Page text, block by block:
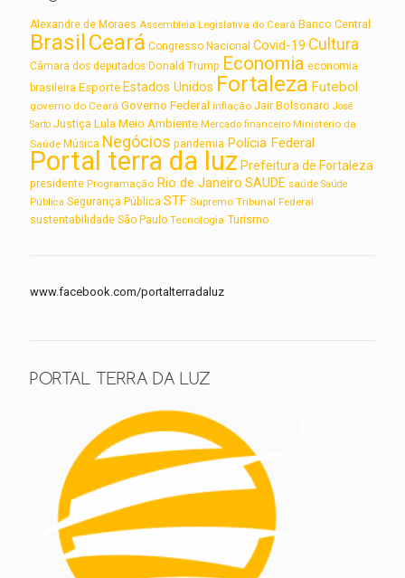
Alexandre de Moraes Assembleia Legislativa do Ceará Banco Central
BrasilCeará Congresso Nacional Covid-19 Cultura
Câmara dos deputados Donald Trump Economia economia
brasileira Esporte Estados Unidos Fortaleza Futebol
governo do Ceará Governo Federal inflação Jair Bolsonaro José
Sarto Justiça Lula Meio Ambiente Mercado financeiro Ministério da
Saúde Música Negócios pandemia Polícia Federal
Portal terra da luz Prefeitura de Fortaleza
presidente Programação Rio de Janeiro SAUDE saúde Saúde
Pública Segurança Pública STF Supremo Tribunal Federal
sustentabilidade São Paulo Tecnologia Turismo
www.facebook.com/portalterradaluz
PORTAL TERRA DA LUZ